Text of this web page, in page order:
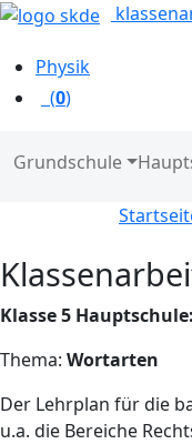
Physik
(0)
Grundschule
Klasse 5 Hauptschule:
Thema: Wortarten
Der Lehrplan für die
u.a. die Bereiche